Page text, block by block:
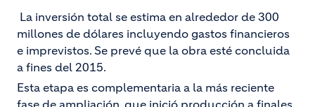
La inversión total se estima en alrededor de 300
millones de dólares incluyendo gastos financieros
e imprevistos. Se prevé que la obra esté concluida
a fines del 2015.
Esta etapa es complementaria a la más reciente
fase de ampliación, que inició producción a finales